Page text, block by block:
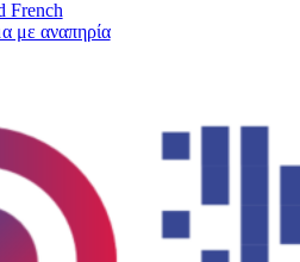
French
με αναπηρία